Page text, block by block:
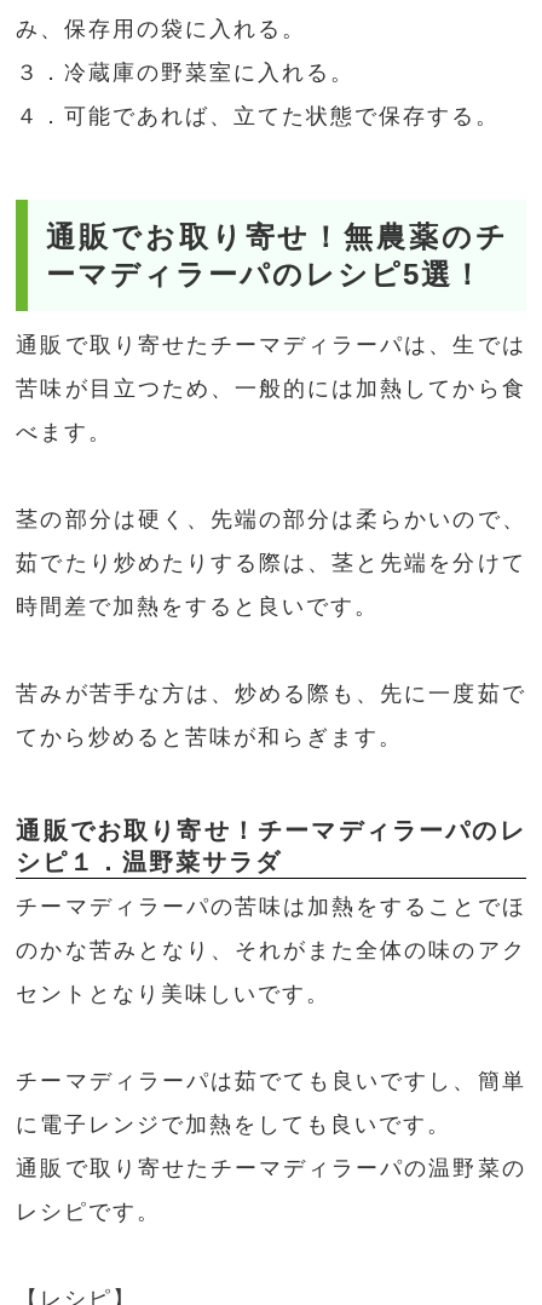
み、保存用の袋に入れる。
３．冷蔵庫の野菜室に入れる。
４．可能であれば、立てた状態で保存する。
通販でお取り寄せ！無農薬のチ
ーマディラーパのレシピ5選！
通販で取り寄せたチーマディラーパは、生では
苦味が目立つため、一般的には加熱してから食
べます。
茎の部分は硬く、先端の部分は柔らかいので、
茹でたり炒めたりする際は、茎と先端を分けて
時間差で加熱をすると良いです。
苦みが苦手な方は、炒める際も、先に一度茹で
てから炒めると苦味が和らぎます。
通販でお取り寄せ！チーマディラーパのレ
シピ１．温野菜サラダ
チーマディラーパの苦味は加熱をすることでほ
のかな苦みとなり、それがまた全体の味のアク
セントとなり美味しいです。
チーマディラーパは茹でても良いですし、簡単
に電子レンジで加熱をしても良いです。
通販で取り寄せたチーマディラーパの温野菜の
レシピです。
【レシピ】